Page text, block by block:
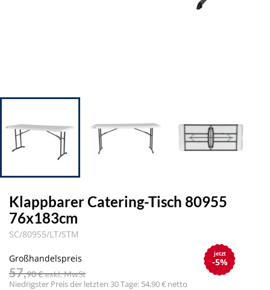
Klappbarer Catering-Tisch 80955
76x183cm
SC/80955/LT/STM
Großhandelspreis
57,90 € exkl. MwSt
jetzt
-5%
Niedrigster Preis der letzten 30 Tage: 54,90 € netto